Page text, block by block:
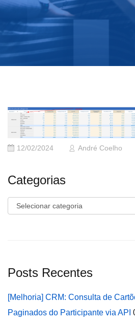
12/02/2024 André Coelho
Categorias
Categorias
Posts Recentes
[Melhoria] CRM: Consulta de
Paginados do Participante via API